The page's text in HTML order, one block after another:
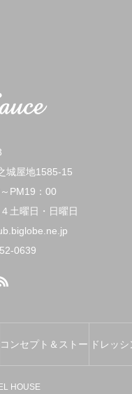
城屋地1585-15
PM19：00
土曜日・日曜日
0639
コンセプト＆ストー ドレッ
HOUSE